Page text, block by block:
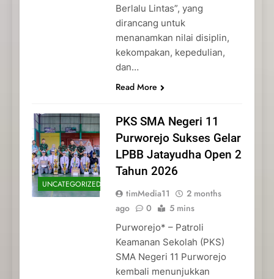
Berlalu Lintas”, yang
dirancang untuk
menanamkan nilai disiplin,
kekompakan, kepedulian,
dan…
Read More
UNCATEGORIZED
PKS SMA Negeri 11
Purworejo Sukses Gelar
LPBB Jatayudha Open 2
Tahun 2026
timMedia11
2 months
ago
0 5 mins
Purworejo* – Patroli
Keamanan Sekolah (PKS)
SMA Negeri 11 Purworejo
kembali menunjukkan